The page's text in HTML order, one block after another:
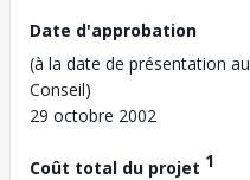
Date d'approbation
(à la date de présentation au
Conseil)
29 octobre 2002
Coût total du projet 1